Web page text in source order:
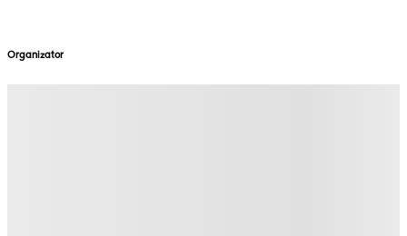
Organizator